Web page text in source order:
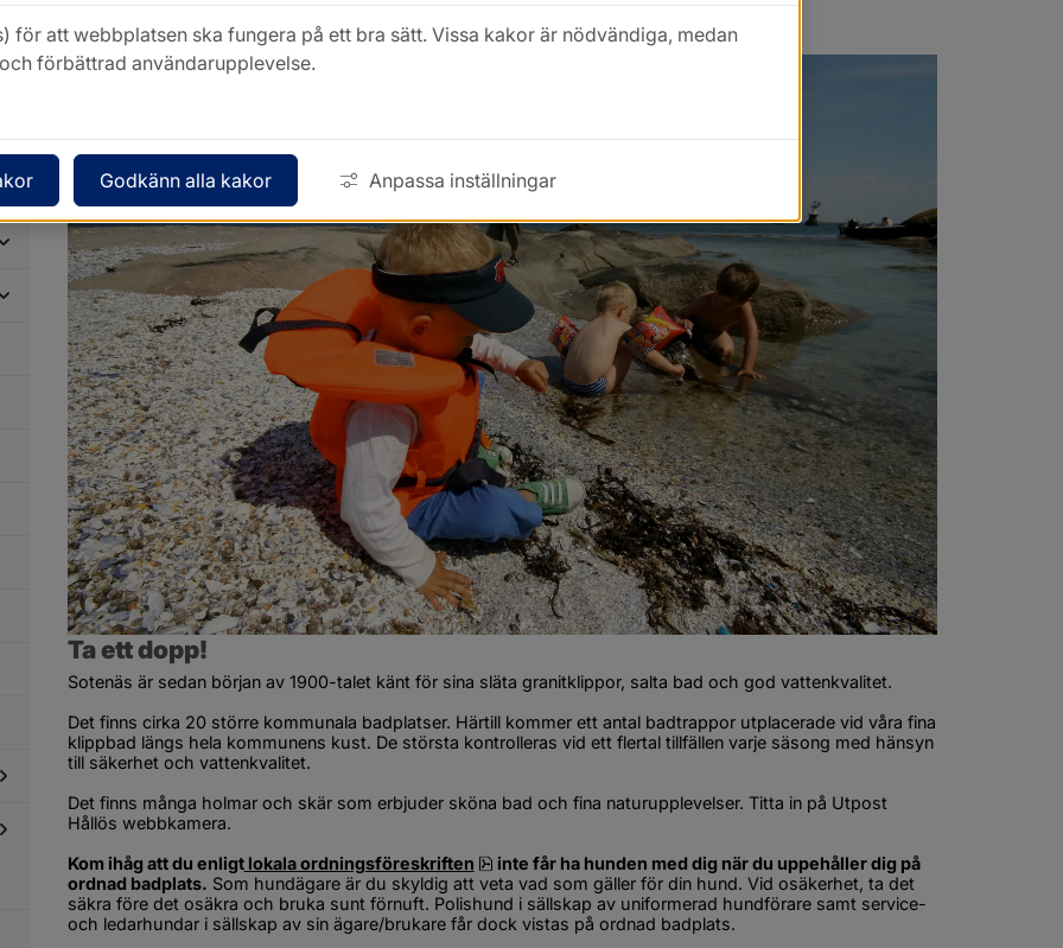
Badplatser, hundbad
Ta ett dopp!
Sotenäs är sedan början av 1900-talet känt för sina släta granitklippor, salta bad och god vattenkvalitet.
Det finns cirka 20 större kommunala badplatser. Härtill kommer ett antal badtrappor utplacerade vid våra fina
klippbad längs hela kommunens kust. De största kontrolleras vid ett flertal tillfällen varje säsong med hänsyn
till säkerhet och vattenkvalitet.
Det finns många holmar och skär som erbjuder sköna bad och fina naturupplevelser. Titta in på Utpost
Hållös webbkamera.
Kom ihåg att du enligt lokala ordningsföreskriften pdf, 6.9 MB, öppnas i nytt fönster.
inte får ha hunden med dig när du uppehåller dig på
ordnad badplats. Som hundägare är du skyldig att veta vad som gäller för din hund. Vid osäkerhet, ta det
säkra före det osäkra och bruka sunt förnuft. Polishund i sällskap av uniformerad hundförare samt service-
och ledarhundar i sällskap av sin ägare/brukare får dock vistas på ordnad badplats.
för att webbplatsen ska fungera på ett bra sätt. Vissa kakor är nödvändiga, medan
förbättrad användarupplevelse.
Godkänn alla kakor Anpassa inställningar